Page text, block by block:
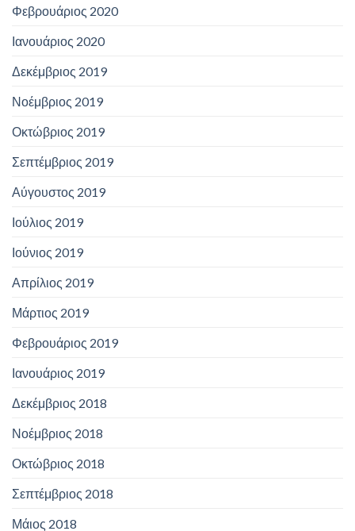
Φεβρουάριος 2020
Ιανουάριος 2020
Δεκέμβριος 2019
Νοέμβριος 2019
Οκτώβριος 2019
Σεπτέμβριος 2019
Αύγουστος 2019
Ιούλιος 2019
Ιούνιος 2019
Απρίλιος 2019
Μάρτιος 2019
Φεβρουάριος 2019
Ιανουάριος 2019
Δεκέμβριος 2018
Νοέμβριος 2018
Οκτώβριος 2018
Σεπτέμβριος 2018
Μάιος 2018